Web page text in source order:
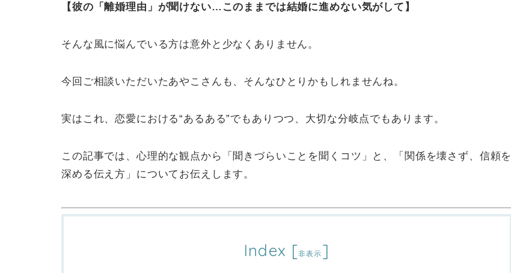
【彼の「離婚理由」が聞けない…このままでは結婚に進めない気がして】
そんな風に悩んでいる方は意外と少なくありません。
今回ご相談いただいたあやこさんも、そんなひとりかもしれませんね。
実はこれ、恋愛における“あるある”でもありつつ、大切な分岐点でもあります。
この記事では、心理的な観点から「聞きづらいことを聞くコツ」と、「関係を壊さず、信頼を
深める伝え方」についてお伝えします。
Index [非表示 ]